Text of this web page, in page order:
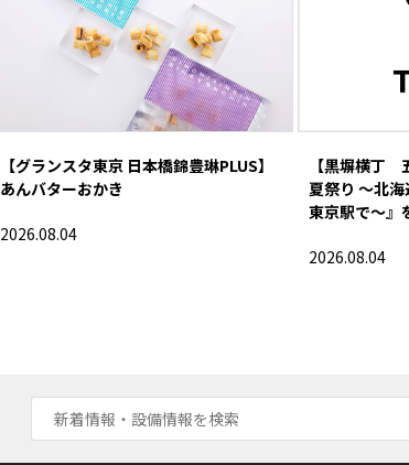
【グランスタ東京 日本橋錦豊琳PLUS】
あんバターおかき
2026.08.04
【黒塀横丁
夏祭り 〜北
東京駅で〜』
2026.08.04